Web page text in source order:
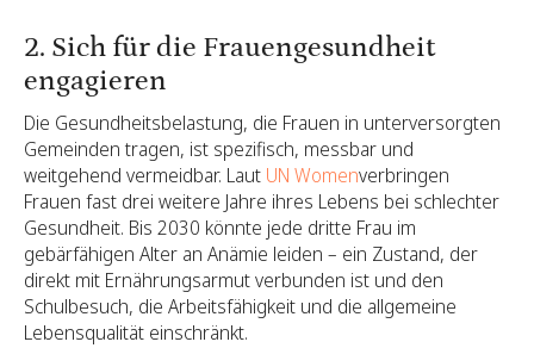
2. Sich für die Frauengesundheit
engagieren
Die Gesundheitsbelastung, die Frauen in unterversorgten
Gemeinden tragen, ist spezifisch, messbar und
weitgehend vermeidbar. Laut UN Womenverbringen
Frauen fast drei weitere Jahre ihres Lebens bei schlechter
Gesundheit. Bis 2030 könnte jede dritte Frau im
gebärfähigen Alter an Anämie leiden – ein Zustand, der
direkt mit Ernährungsarmut verbunden ist und den
Schulbesuch, die Arbeitsfähigkeit und die allgemeine
Lebensqualität einschränkt.